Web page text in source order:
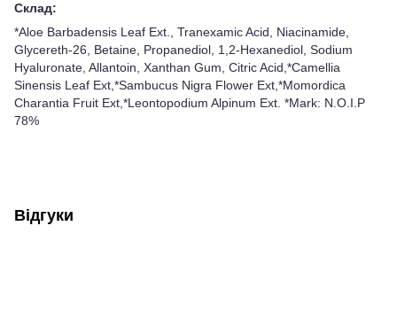
Склад:
*Aloe Barbadensis Leaf Ext., Tranexamic Acid, Niacinamide,
Glycereth-26, Betaine, Propanediol, 1,2-Hexanediol, Sodium
Hyaluronate, Allantoin, Xanthan Gum, Citric Acid,*Camellia
Sinensis Leaf Ext,*Sambucus Nigra Flower Ext,*Momordica
Charantia Fruit Ext,*Leontopodium Alpinum Ext. *Mark: N.O.I.P
78%
Відгуки